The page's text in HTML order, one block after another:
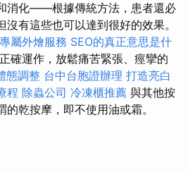
消化——根據傳統方法，患者還必
有這些也可以達到很好的效果。
屬外燴服務 SEO的真正意思是什
確運作，放鬆痛苦緊張、痙攣的
態調整 台中台胞證辦理 打造亮白
程 除蟲公司 冷凍櫃推薦 與其他按
乾按摩，即不使用油或霜。